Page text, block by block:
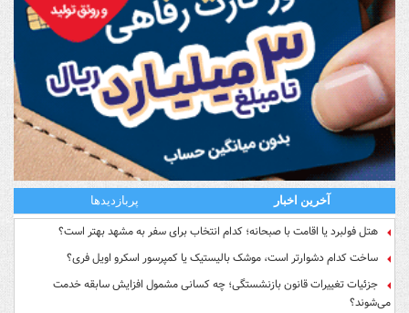
آخرین اخبار پربازدیدها
هتل فولبرد یا اقامت با صبحانه؛ کدام انتخاب برای سفر به مشهد بهتر است؟
ساخت کدام دشوارتر است، موشک بالیستیک یا کمپرسور اسکرو اویل فری؟
جزئیات تغییرات قانون بازنشستگی؛ چه کسانی مشمول افزایش سابقه خدمت
می‌شوند؟